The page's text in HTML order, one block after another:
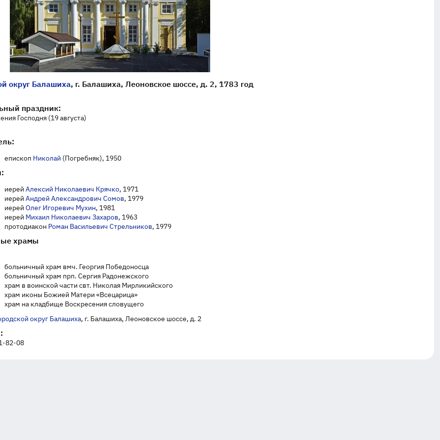
округ Балашиха, г. Балашиха, Леоновское шоссе, д. 2, 1783 год
праздник:
Господня (19 августа)
епископ Николай (Погребняк), 1950
иерей Алексий Николаевич Крячко, 1971
иерей Андрей Александрович Сомов, 1979
иерей Олег Игоревич Мухин, 1981
иерей Михаил Николаевич Захаров, 1963
протодиакон Роман Васильевич Стрельников, 1979
храмы
больничный храм вмч. Георгия Победоносца
больничный храм прп. Сергия Радонежского
храм в воинской части свт. Николая Мирликийского
храм иконы Божией Матери «Всецарица»
храм на кладбище Воскресения словущего
округ Балашиха, г. Балашиха, Леоновское шоссе, д. 2
82-08